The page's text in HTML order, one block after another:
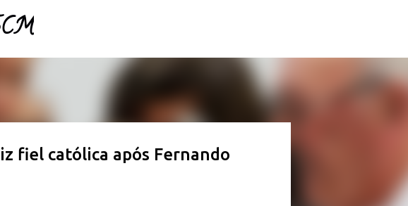
fiel católica após Fernando